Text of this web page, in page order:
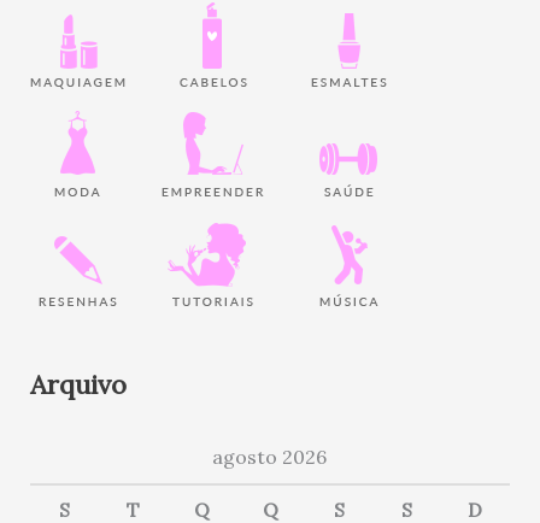
Arquivo
agosto 2026
S T Q Q S S D